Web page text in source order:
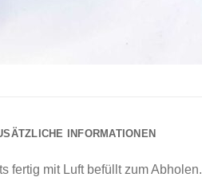
INFORMATIONEN
fertig mit Luft befüllt zum Abholen.